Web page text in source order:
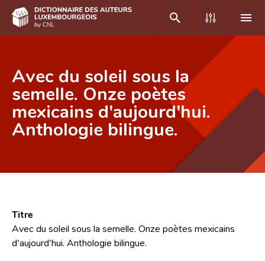
DE FR
Accueil
Auteur(e)s A-Z
Équipe scientifique
Contact
Avec du soleil sous la
semelle. Onze poètes
mexicains d'aujourd'hui.
Anthologie bilingue.
Titre
Avec du soleil sous la semelle. Onze poètes mexicains
d'aujourd'hui. Anthologie bilingue.